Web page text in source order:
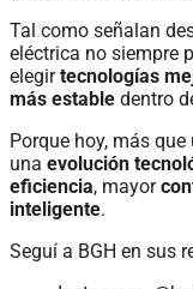
Tal como señalan
eléctrica no siempre
elegirtecnologías
más estable dentro
Porque hoy, más
una evolución
eficiencia, mayor
inteligente.
Seguí a BGH en sus